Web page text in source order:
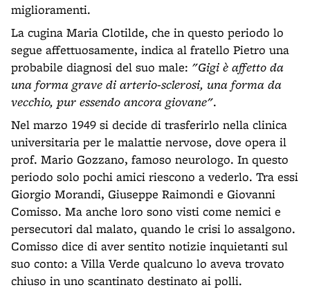
miglioramenti.
La cugina Maria Clotilde, che in questo periodo lo
segue affettuosamente, indica al fratello Pietro una
probabile diagnosi del suo male: "Gigi è affetto da
una forma grave di arterio-sclerosi, una forma da
vecchio, pur essendo ancora giovane".
Nel marzo 1949 si decide di trasferirlo nella clinica
universitaria per le malattie nervose, dove opera il
prof. Mario Gozzano, famoso neurologo. In questo
periodo solo pochi amici riescono a vederlo. Tra essi
Giorgio Morandi, Giuseppe Raimondi e Giovanni
Comisso. Ma anche loro sono visti come nemici e
persecutori dal malato, quando le crisi lo assalgono.
Comisso dice di aver sentito notizie inquietanti sul
suo conto: a Villa Verde qualcuno lo aveva trovato
chiuso in uno scantinato destinato ai polli.